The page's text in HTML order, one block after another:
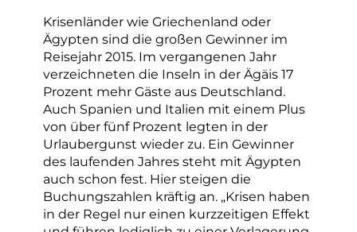
Krisenländer wie Griechenland oder
Ägypten sind die großen Gewinner im
Reisejahr 2015. Im vergangenen Jahr
verzeichneten die Inseln in der Ägäis 17
Prozent mehr Gäste aus Deutschland.
Auch Spanien und Italien mit einem Plus
von über fünf Prozent legten in der
Urlaubergunst wieder zu. Ein Gewinner
des laufenden Jahres steht mit Ägypten
auch schon fest. Hier steigen die
Buchungszahlen kräftig an. „Krisen haben
in der Regel nur einen kurzzeitigen Effekt